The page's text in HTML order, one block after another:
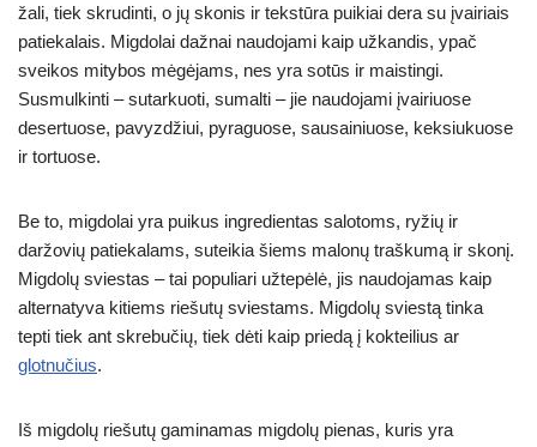
žali, tiek skrudinti, o jų skonis ir tekstūra puikiai dera su įvairiais
patiekalais. Migdolai dažnai naudojami kaip užkandis, ypač
sveikos mitybos mėgėjams, nes yra sotūs ir maistingi.
Susmulkinti – sutarkuoti, sumalti – jie naudojami įvairiuose
desertuose, pavyzdžiui, pyraguose, sausainiuose, keksiukuose
ir tortuose.
Be to, migdolai yra puikus ingredientas salotoms, ryžių ir
daržovių patiekalams, suteikia šiems malonų traškumą ir skonį.
Migdolų sviestas – tai populiari užtepėlė, jis naudojamas kaip
alternatyva kitiems riešutų sviestams. Migdolų sviestą tinka
tepti tiek ant skrebučių, tiek dėti kaip priedą į kokteilius ar
glotnučius.
Iš migdolų riešutų gaminamas migdolų pienas, kuris yra